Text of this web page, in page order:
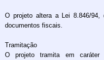
O projeto altera a Lei 8.846/
documentos fiscais.
Tramitação
O projeto tramita em caráter